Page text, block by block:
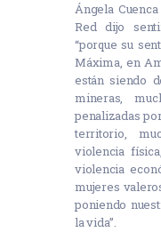
Ángela
Red dijo
“porque su
Máxima, en
están siendo
mineras,
penalizadas
territorio,
violencia
violencia
mujeres
poniendo
la vida”.